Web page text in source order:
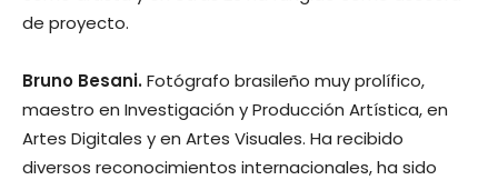
de proyecto.
Bruno Besani.Fotógrafo brasileño muy prolífico,
maestro en Investigación y Producción Artística, en
Artes Digitales y en Artes Visuales. Ha recibido
diversos reconocimientos internacionales, ha sido